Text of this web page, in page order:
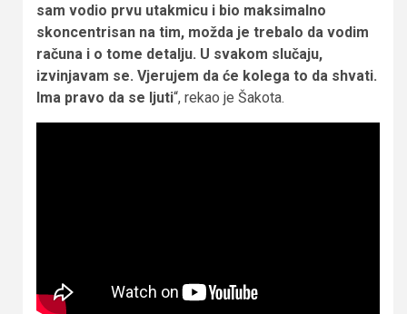
sam vodio prvu utakmicu i bio maksimalno
skoncentrisan na tim, možda je trebalo da vodim
računa i o tome detalju. U svakom slučaju,
izvinjavam se. Vjerujem da će kolega to da shvati.
Ima pravo da se ljuti“, rekao je Šakota.